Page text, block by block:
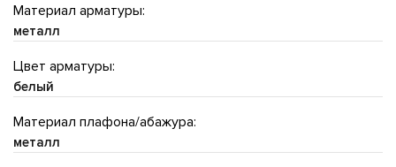
Материал арматуры:
металл
Цвет арматуры:
белый
Материал плафона/абажура:
металл